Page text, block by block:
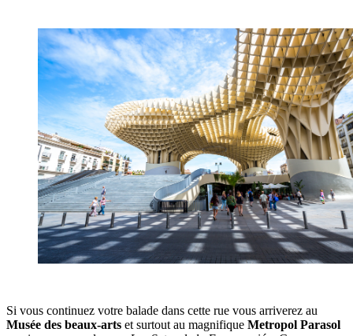
Si vous continuez votre balade dans cette rue vous arriverez au
Musée des beaux-arts et surtout au magnifique Metropol Parasol